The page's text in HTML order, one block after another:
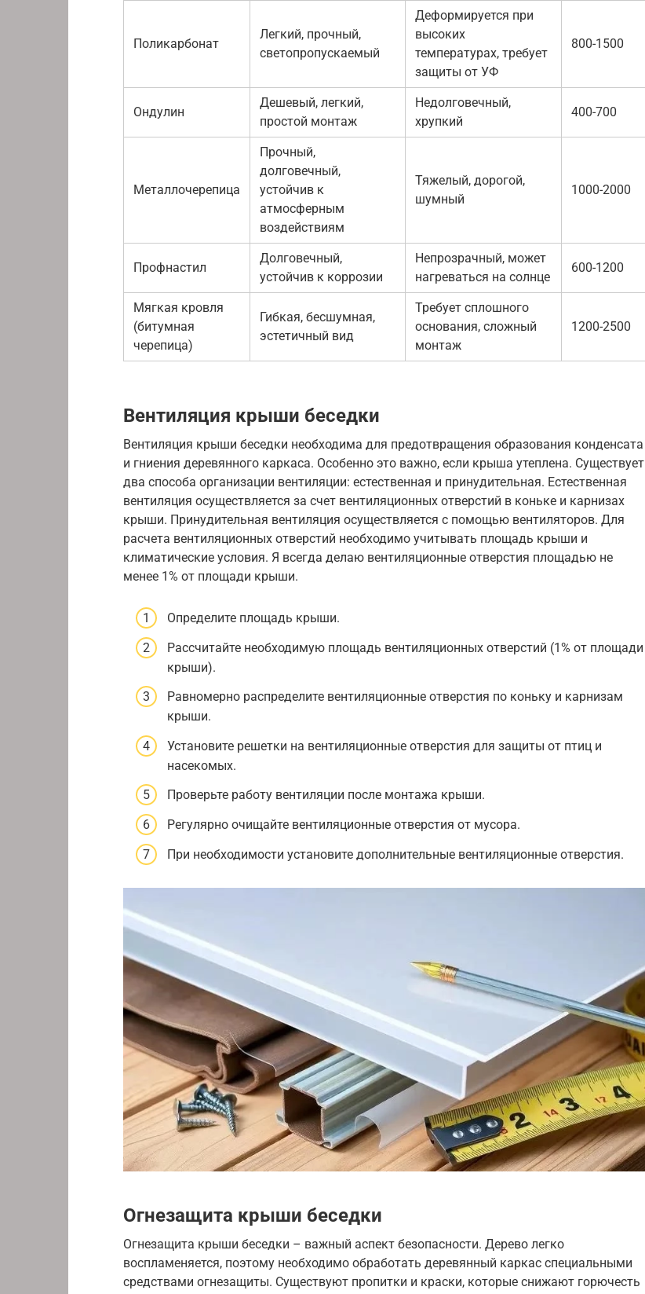
Поликарбонат
Легкий, прочный,
светопропускаемый
Деформируется при
высоких
температурах, требует
защиты от УФ
800-1500
Ондулин
Дешевый, легкий,
простой монтаж
Недолговечный,
хрупкий
400-700
Металлочерепица
Прочный,
долговечный,
устойчив к
атмосферным
воздействиям
Тяжелый, дорогой,
шумный
1000-2000
Профнастил
Долговечный,
устойчив к коррозии
Непрозрачный, может
нагреваться на солнце
600-1200
Мягкая кровля
(битумная
черепица)
Гибкая, бесшумная,
эстетичный вид
Требует сплошного
основания, сложный
монтаж
1200-2500
Вентиляция крыши беседки
Вентиляция крыши беседки необходима для предотвращения образования конденсата
и гниения деревянного каркаса. Особенно это важно, если крыша утеплена. Существует
два способа организации вентиляции: естественная и принудительная. Естественная
вентиляция осуществляется за счет вентиляционных отверстий в коньке и карнизах
крыши. Принудительная вентиляция осуществляется с помощью вентиляторов. Для
расчета вентиляционных отверстий необходимо учитывать площадь крыши и
климатические условия. Я всегда делаю вентиляционные отверстия площадью не
менее 1% от площади крыши.
Определите площадь крыши.
Рассчитайте необходимую площадь вентиляционных отверстий (1% от площади
крыши).
Равномерно распределите вентиляционные отверстия по коньку и карнизам
крыши.
Установите решетки на вентиляционные отверстия для защиты от птиц и
насекомых.
Проверьте работу вентиляции после монтажа крыши.
Регулярно очищайте вентиляционные отверстия от мусора.
При необходимости установите дополнительные вентиляционные отверстия.
Огнезащита крыши беседки
Огнезащита крыши беседки – важный аспект безопасности. Дерево легко
воспламеняется, поэтому необходимо обработать деревянный каркас специальными
средствами огнезащиты. Существуют пропитки и краски, которые снижают горючесть